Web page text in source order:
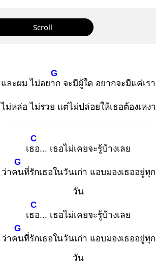
Scroll
และผม ไม่อยาก
G
จะมีผู้ใด อยากจะมีแค่เรา
ไม่หล่อ ไม่รวย แต่ไม่ปล่อยให้เธอต้องเหงา
เธอ
C
... เธอไม่เคยจะรู้บ้างเลย
ว่าคน
G
ที่รักเธอในวันเก่า แอบมองเธออยู่ทุก
วัน
เธอ
C
... เธอไม่เคยจะรู้บ้างเลย
ว่าคน
G
ที่รักเธอในวันเก่า แอบมองเธออยู่ทุก
วัน